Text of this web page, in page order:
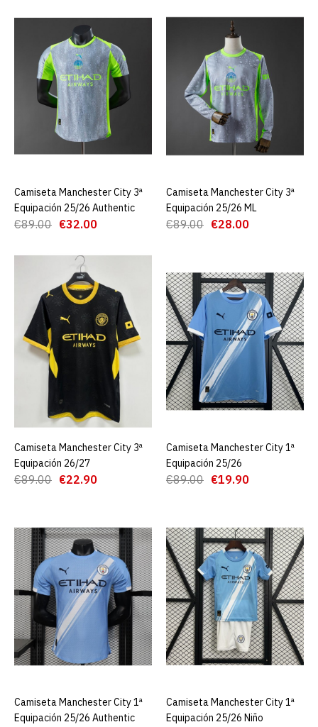
ADD TO COMPARE
ADD TO WISHLIST
Camiseta Manchester City
2ª Equipación 26/27
Authentic
AGREGAR AL CARRO
Camiseta Manchester City
3ª Equipación 25/26
Authentic
€89.00 €32.00
AGREGAR AL CARRO
ADD TO COMPARE
ADD TO WISHLIST
3ª Equipación 25/26 ML
€89.00 €28.00
AGREGAR AL CARRO
ADD TO COMPARE
ADD TO WISHLIST
Camiseta Manchester City
3ª Equipación 26/27
AGREGAR AL CARRO
Camiseta Manchester City 3ª
Equipación 25/26 Authentic
€89.00 €32.00
AGREGAR AL CARRO
Camiseta Manchester City 3ª
Equipación 25/26 ML
€89.00 €28.00
AGREGAR AL CARRO
Camiseta Manchester City 3ª
Equipación 26/27
€89.00 €22.90
AGREGAR AL CARRO
Camiseta Manchester City 1ª
Equipación 25/26
€89.00 €19.90
AGREGAR AL CARRO
Camiseta Manchester City 1ª
Equipación 25/26 Authentic
AGREGAR AL CARRO
Camiseta Manchester City 1ª
Equipación 25/26 Niño